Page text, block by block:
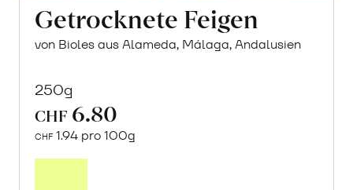
Getrocknete Feigen
von Bioles aus Alameda, Málaga, Andalusien
250g
CHF 6.80
CHF 1.94 pro 100g